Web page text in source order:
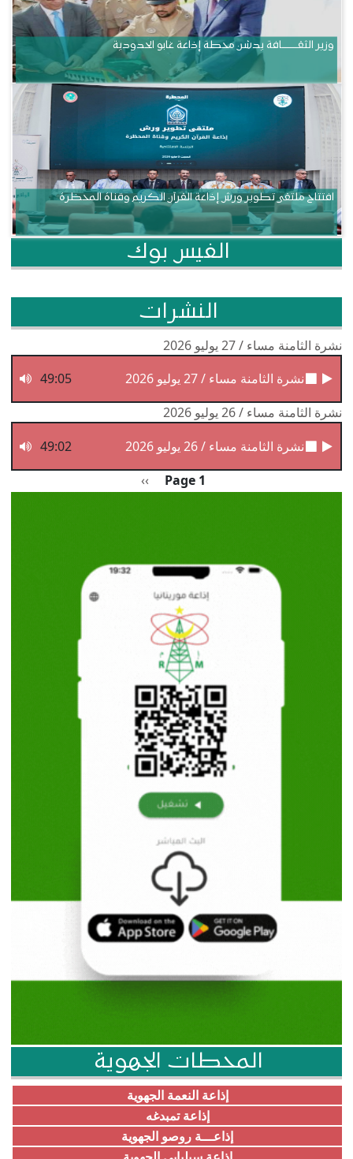
وزير الثقــــــــــافة يدشن محطة إذاعة غابو الحدودية
افتتاح ملتقى تطوير ورش إذاعة القرآن الكريم وقناة المحظرة
الفيس بوك
النشرات
نشرة الثامنة مساء / 27 يوليو 2026
نشرة الثامنة مساء / 27 يوليو 2026
49:05
نشرة الثامنة مساء / 26 يوليو 2026
نشرة الثامنة مساء / 26 يوليو 2026
49:02
Page 1 الصفحة التالية
››
المحطات الجهوية
إذاعة النعمة الجهوية
إذاعة تمبدغه
إذاعـــة روصو الجهوية